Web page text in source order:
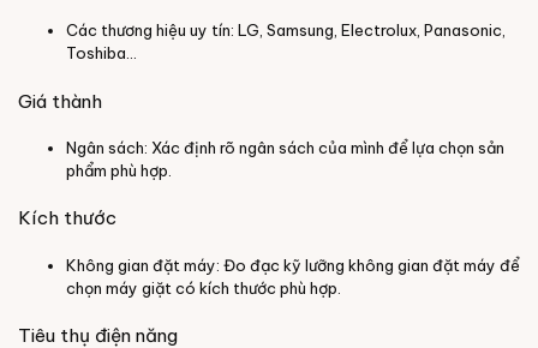
Các thương hiệu uy tín: LG, Samsung, Electrolux, Panasonic,
Toshiba...
Giá thành
Ngân sách: Xác định rõ ngân sách của mình để lựa chọn sản
phẩm phù hợp.
Kích thước
Không gian đặt máy: Đo đạc kỹ lưỡng không gian đặt máy để
chọn máy giặt có kích thước phù hợp.
Tiêu thụ điện năng